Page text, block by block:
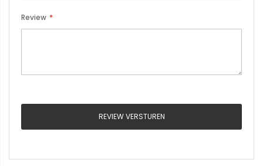
Review
REVIEW VERSTUREN